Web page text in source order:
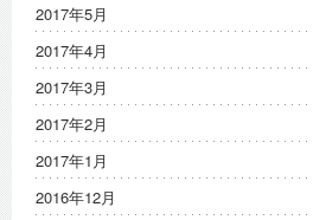
2017年5月
2017年4月
2017年3月
2017年2月
2017年1月
2016年12月